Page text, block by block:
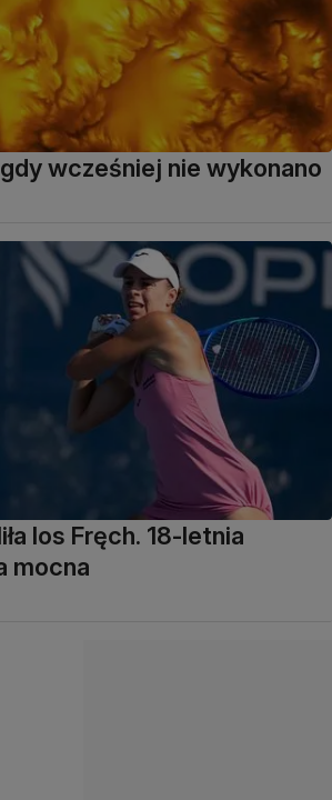
wcześniej nie wykonano
los Fręch. 18-letnia
mocna